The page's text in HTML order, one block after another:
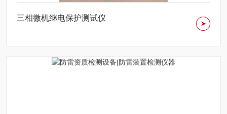
三相微机继电保护测试仪